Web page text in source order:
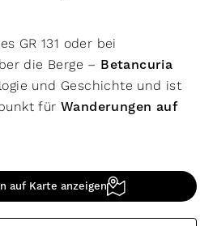
GR 131 oder bei
die Berge – Betancuria
und Geschichte und ist
für Wanderungen auf
auf Karte anzeigen